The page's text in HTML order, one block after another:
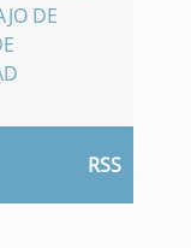
DE
RSS